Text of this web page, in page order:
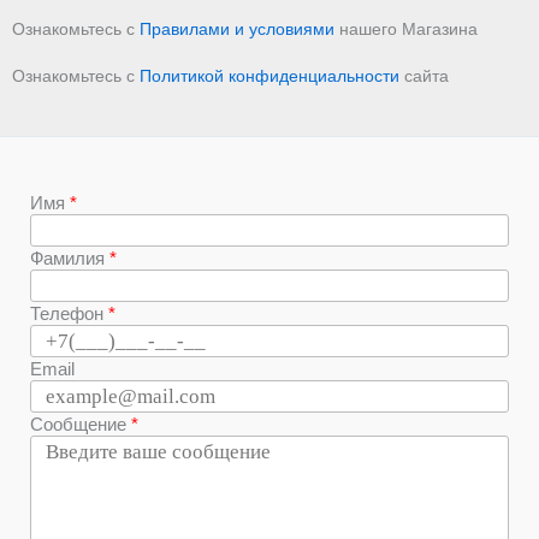
Ознакомьтесь с Правилами и условиями нашего Магазина
Ознакомьтесь с Политикой конфиденциальности сайта
Имя
Фамилия
Телефон
Email
Сообщение